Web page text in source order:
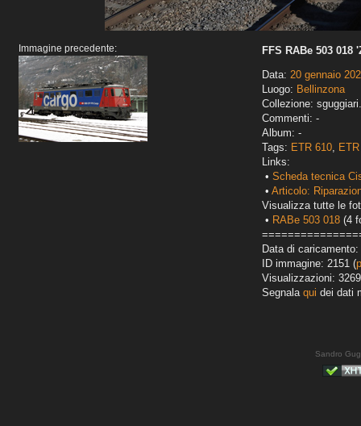
Immagine precedente:
FFS RABe 503
Data: 20 gennaio
Luogo: Bellinzona
Collezione:
Commenti: -
Album: -
Tags: ETR 610,
Links:
• Scheda tecnica
• Articolo:
Visualizza tutte le
• RABe 503 018 (4
Data di
ID immagine: 2151 (
Visualizzazioni: 3269
Segnala qui dei dati
Sandro